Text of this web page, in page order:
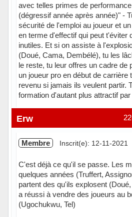
avec telles primes de
(dégressif année après année)" -
sécurité de l'emploi au joueur et
en terme d'effectif qui peut t'éviter
inutiles. Et si on assiste à
(Doué, Cama, Dembélé), tu les
le reste, tu leur offres un cadre de
un joueur pro en début de carrière
revenu si jamais ils veulent partir.
formation d'autant plus attractif par
Hors ligne
Erw
Membre Inscrit(e): 12-11-2021
C'est déjà ce qu'il se passe. Les
quelques années (Truffert,
partent des qu'ils explosent
a réussi à vendre des joueurs au
(Ugochukwu, Tel)